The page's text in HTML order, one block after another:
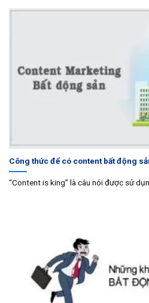
Công thức để có content bất động
“Content is king” là câu nói được sử